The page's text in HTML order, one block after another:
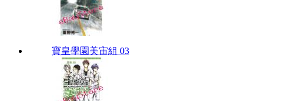
寶皇學園美宙組 03